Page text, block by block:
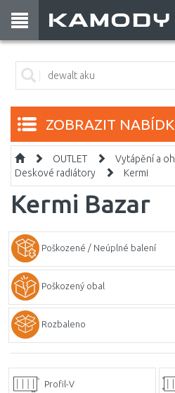
ZOBRAZIT
OUTLET
Vytápění a
Deskové radiátory
Kermi
Kermi Bazar
Poškozené / Neúplné balení
Poškozený obal
Rozbaleno
Profil-V